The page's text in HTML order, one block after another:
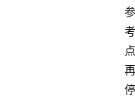
参
考
点
再
停